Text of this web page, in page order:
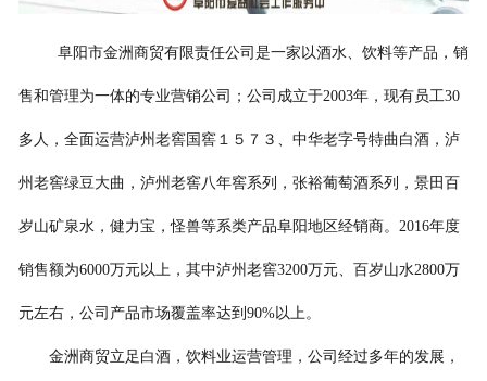
阜阳市金洲商贸有限责任公司是一家以酒水、饮料等产品，销
售和管理为一体的专业营销公司；公司成立于2003年，现有员工30
多人，全面运营泸州老窖国窖１５７３、中华老字号特曲白酒，泸
州老窖绿豆大曲，泸州老窖八年窖系列，张裕葡萄酒系列，景田百
岁山矿泉水，健力宝，怪兽等系类产品阜阳地区经销商。2016年度
销售额为6000万元以上，其中泸州老窖3200万元、百岁山水2800万
元左右，公司产品市场覆盖率达到90%以上。
金洲商贸立足白酒，饮料业运营管理，公司经过多年的发展，